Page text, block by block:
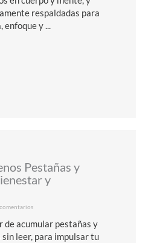
respaldadas para
enfoque y ...
Pestañas y
y
de acumular pestañas y
leer, para impulsar tu